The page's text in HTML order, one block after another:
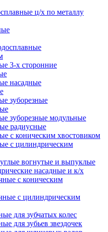
ц/х по металлу
3-х сторонние
насадные
зуборезные
зуборезные модульные
радиусные
с коническим хвостовиком
с цилиндрическим
вогнутые и выпуклые
насадные и к/х
с коническим
с цилиндрическим
для зубчатых колес
для зубьев звездочек